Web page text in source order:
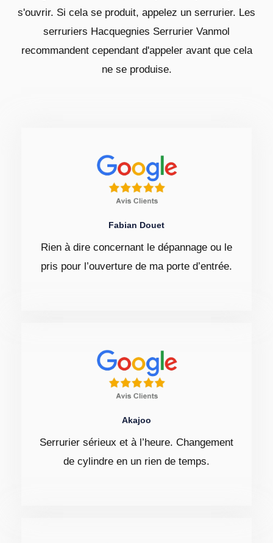
s'ouvrir. Si cela se produit, appelez un serrurier. Les
serruriers Hacquegnies Serrurier Vanmol
recommandent cependant d'appeler avant que cela
ne se produise.
Fabian Douet
Rien à dire concernant le dépannage ou le
pris pour l’ouverture de ma porte d’entrée.
Akajoo
Serrurier sérieux et à l’heure. Changement
de cylindre en un rien de temps.